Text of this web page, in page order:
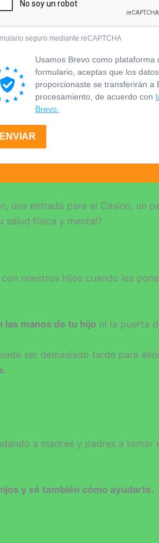
seguro mediante reCAPTCHA
Usamos Brevo como plataforma
formulario, aceptas que los
proporcionaste se transferirán a
procesamiento, de acuerdo con
Brevo.
ENVIAR
una entrada para el Casino,
salud física y mental?
nuestros hijos cuando les
manos de tu hijo ni la puerta
ser demasiado tarde para
a madres y padres a
y sé también cómo ayudarte.